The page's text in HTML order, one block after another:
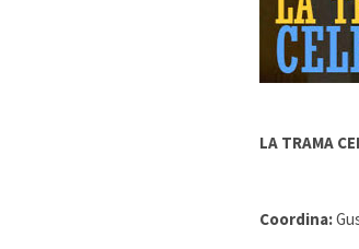
LA TRAMA
Coordina: